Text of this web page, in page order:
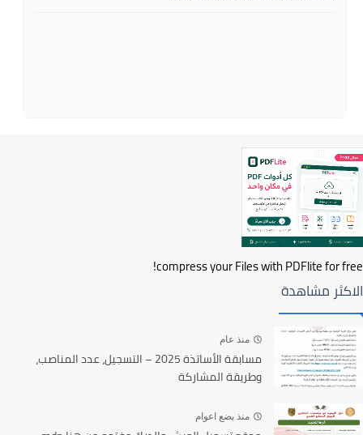
compress your Files with PDFlite for free!
الاكثر مشاهدة
منذ عام
مسابقة الأساتذة 2025 – التسجيل، عدد المناصب،
وطريقة المشاركة
منذ بضع اعوام